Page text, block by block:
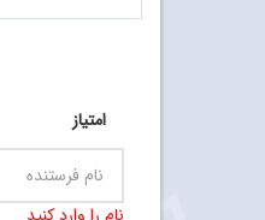
امتیاز